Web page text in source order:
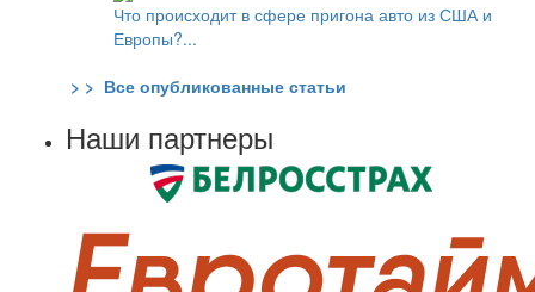
Что происходит в сфере пригона авто из США и
Европы?...
> > Все опубликованные статьи
Наши партнеры